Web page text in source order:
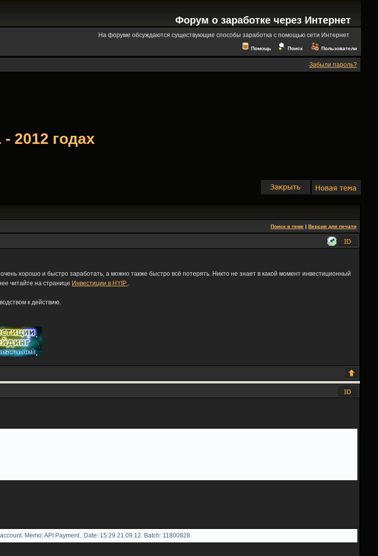
Форум о заработке через Интернет
На форуме обсуждаются существующие способы заработка с помощью сети Интернет
Помощь Поиск Пользователи
Забыли пароль?
2012 годах
Поиск в теме | Версия для печати
очень хорошо и быстро заработать, а можно также быстро всё потерять. Никто не знает в какой момент инвестиционный
читайте на странице Инвестиции в HYIP .
к действию.
Memo: API Payment.. Date: 15:29 21.09.12. Batch: 11800828.